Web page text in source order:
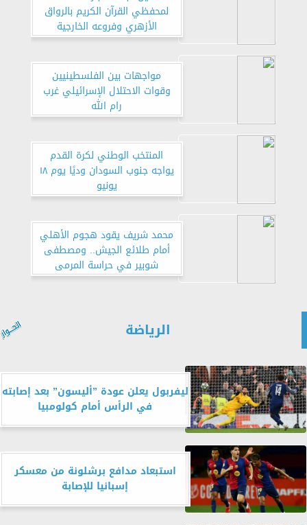
لمحفظي القرآن الكريم بالرواق
الأزهري وفروعه الخارجية
مواجهات بين الفلسطينيين
وقوات الاحتلال الإسرائيلي غرب
رام الله
المنتخب الوطني لكرة القدم
يواجه جنوب السودان وديًا يوم ١٨
يونيو
محمد شريف يقود هجوم الأهلي
أمام طلائع الجيش.. ومصطفى
شوبير في حراسة المرمى
الرياضة
ليفربول يعلن عودة ”أليسون” بعد إصابته
في الرأس أمام كولومبيا
استبعاد مدافع برشلونة من معسكر
إسبانيا للإصابة